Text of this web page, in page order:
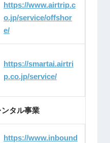
https://www.airtrip.c
o.jp/service/offshor
e/
https://smartai.airtri
p.co.jp/service/
タル事業
https://www.inbound